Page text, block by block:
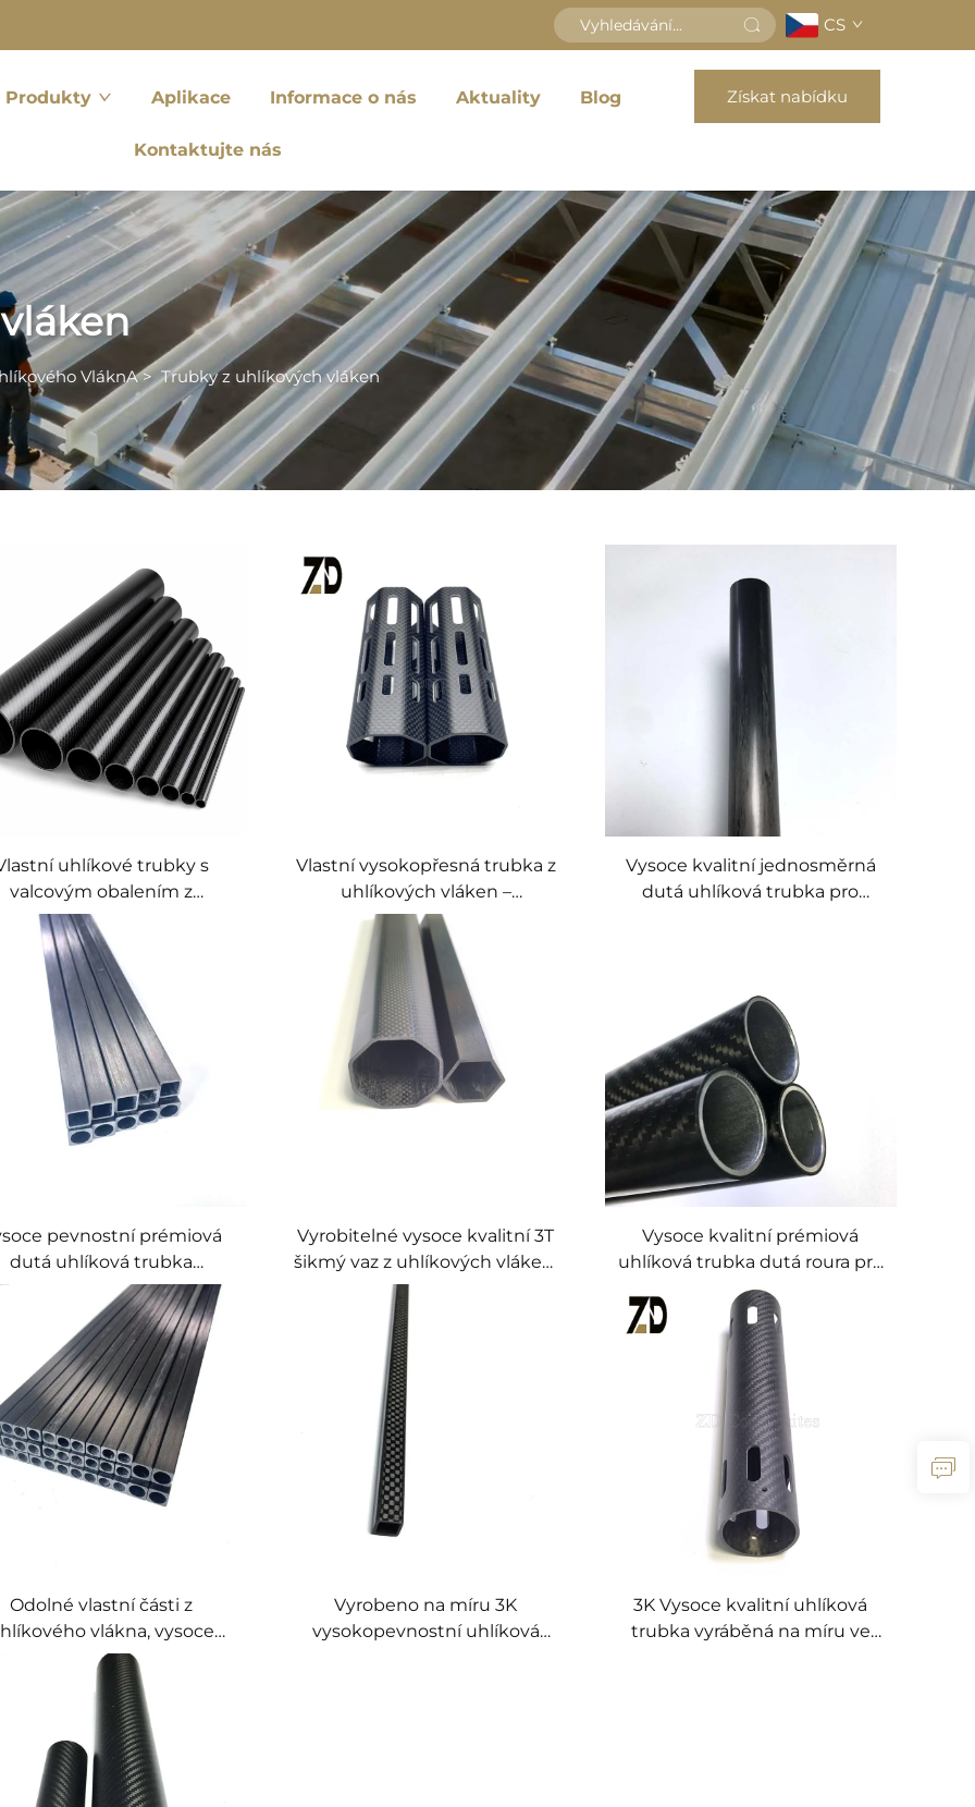
CS
Produkty Aplikace Informace o nás Aktuality Blog
Kontaktujte nás
Získat nabídku
VláknA>Trubky z uhlíkových vláken
uhlíkové trubky s
valcovým obalením z
vláken pro drony a
vybavení | Výrobce
trubek s vysokým
modulem pružnosti
navíjením vláken
Vlastní vysokopřesná trubka z
uhlíkových vláken –
matný/lesklý povrch, vlastní
délka a průměr
Vysoce kvalitní jednosměrná
dutá uhlíková trubka pro
pevnostní prémiová
dutá uhlíková trubka
čtvercový trubice
vysoce hustého uhlíku
Vyrobitelné vysoce kvalitní 3T
šikmý vaz z uhlíkových vláken,
šestiúhelníkový
mnohoúhelníkový design
Vysoce kvalitní prémiová
uhlíková trubka dutá roura pro
sportovní dalekohled a
sportovní vybavení
Odolné vlastní části z
vlákna, vysoce
uhlíkový produkt
Vyrobeno na míru 3K
vysokopevnostní uhlíková
3K Vysoce kvalitní uhlíková
trubka vyráběná na míru ve